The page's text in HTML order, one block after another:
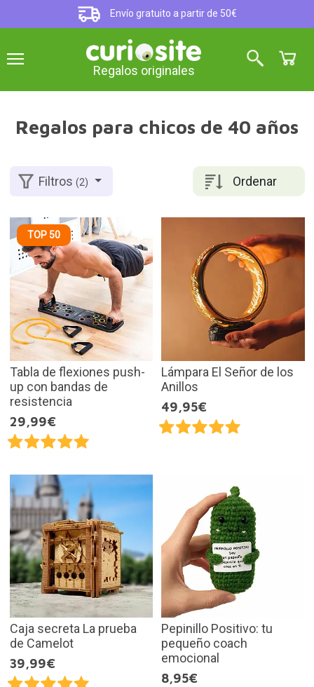
Envío gratuito a partir de 50€
Regalos originales
Regalos para chicos de 40 años
Ordenar
Filtros(2)
TOP 50
Tabla de flexiones push-
up con bandas de
resistencia
29,99€
Lámpara El Señor de los
Anillos
49,95€
Caja secreta La prueba
de Camelot
39,99€
Pepinillo Positivo: tu
pequeño coach
emocional
8,95€